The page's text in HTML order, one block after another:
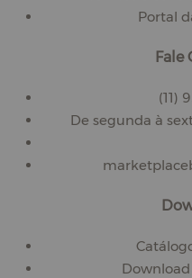
Portal
Fale
(11)
De segunda à